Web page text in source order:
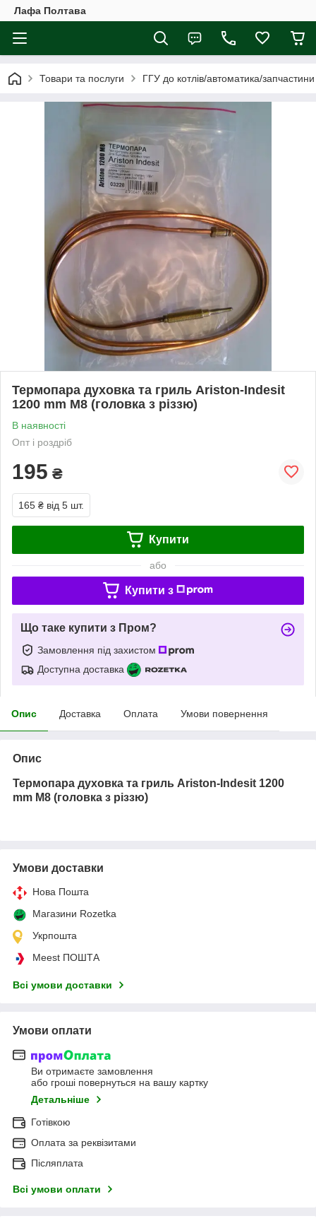
Лафа Полтава
Товари та послуги ГГУ до котлів/автоматика/запчастини
Термопара духовка та гриль Ariston-Indesit
1200 mm M8 (головка з різзю)
В наявності
Опт і роздріб
195 ₴
165 ₴ від 5 шт.
Купити
або
Купити з
Що таке купити з Пром?
Замовлення під захистом
Доступна доставка
Опис Доставка Оплата Умови повернення
Опис
Термопара духовка та гриль Ariston-Indesit 1200
mm M8 (головка з різзю)
Умови доставки
Нова Пошта
Магазини Rozetka
Укрпошта
Meest ПОШТА
Всі умови доставки
Умови оплати
Ви отримаєте замовлення
або гроші повернуться на вашу картку
Детальніше
Готівкою
Оплата за реквізитами
Післяплата
Всі умови оплати